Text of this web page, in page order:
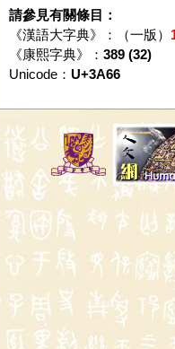
請參見有關條目：
《漢語大字典》：（一版）
《康熙字典》： 389 (32)
Unicode： U+3A66